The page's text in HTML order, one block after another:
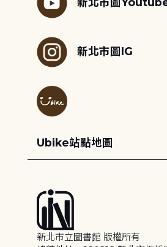
新北市圖IG
Ubike站點地圖
新北市立圖書館 版權所有